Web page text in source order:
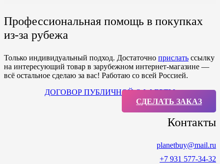
Профессиональная помощь в покупках
из-за рубежа
Только индивидуальный подход. Достаточно прислать ссылку
на интересующий товар в зарубежном интернет-магазине —
всё остальное сделаю за вас! Работаю со всей Россией.
ДОГОВОР ПУБЛИЧНОЙ ОФФЕРТЫ
СДЕЛАТЬ ЗАКАЗ
Контакты
planetbuy@mail.ru
+7 931 577-34-32